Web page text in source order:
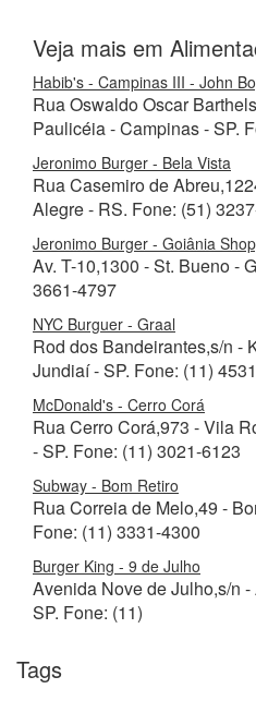
Veja mais em
Habib's - Campinas III - John
Rua Oswaldo Oscar
Paulicéia - Campinas - SP.
Jeronimo Burger - Bela Vista
Rua Casemiro de
Alegre - RS. Fone: (51)
Jeronimo Burger - Goiânia
Av. T-10,1300 - St. Bueno -
3661-4797
NYC Burguer - Graal
Rod dos Bandeirantes,s/n -
Jundiaí - SP. Fone: (11)
McDonald's - Cerro Corá
Rua Cerro Corá,973 - Vila
- SP. Fone: (11) 3021-6123
Subway - Bom Retiro
Rua Correia de Melo,49 -
Fone: (11) 3331-4300
Burger King - 9 de Julho
Avenida Nove de Julho,s/n
SP. Fone: (11)
Tags